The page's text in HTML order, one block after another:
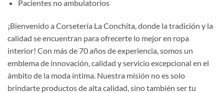
Pacientes no ambulatorios
¡Bienvenido a Corsetería La Conchita, donde la tradición y la
calidad se encuentran para ofrecerte lo mejor en ropa
interior! Con más de 70 años de experiencia, somos un
emblema de innovación, calidad y servicio excepcional en el
ámbito de la moda íntima. Nuestra misión no es solo
brindarte productos de alta calidad, sino también ser tu